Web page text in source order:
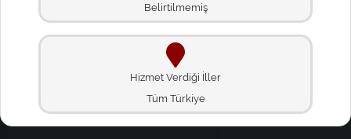
Belirtilmemiş
Hizmet Verdiği İller
Tüm Türkiye